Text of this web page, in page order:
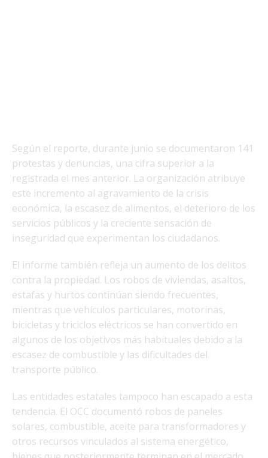
Según el reporte, durante junio se documentaron 141
protestas y denuncias, una cifra superior a la
registrada el mes anterior. La organización atribuye
este incremento al agravamiento de la crisis
económica, la escasez de alimentos, el deterioro de los
servicios públicos y la creciente sensación de
inseguridad que experimentan los ciudadanos.
El informe también refleja un aumento de los delitos
contra la propiedad. Los robos de viviendas, asaltos,
estafas y hurtos continúan siendo frecuentes,
mientras que vehículos particulares, motorinas,
bicicletas y triciclos eléctricos se han convertido en
algunos de los objetivos más habituales debido a la
escasez de combustible y las dificultades del
transporte público.
Las entidades estatales tampoco han escapado a esta
tendencia. El OCC documentó robos de paneles
solares, combustible, aceite para transformadores y
otros recursos vinculados al sistema energético,